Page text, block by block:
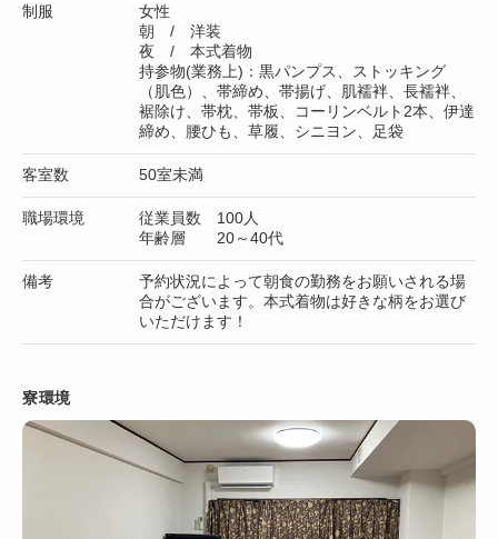
制服
女性
朝 / 洋装
夜 / 本式着物
持参物(業務上)：黒パンプス、ストッキング
（肌色）、帯締め、帯揚げ、肌襦袢、長襦袢、
裾除け、帯枕、帯板、コーリンベルト2本、伊達
締め、腰ひも、草履、シニヨン、足袋
客室数 50室未満
職場環境
従業員数 100人
年齢層 20～40代
備考
予約状況によって朝食の勤務をお願いされる場
合がございます。本式着物は好きな柄をお選び
いただけます！
寮環境